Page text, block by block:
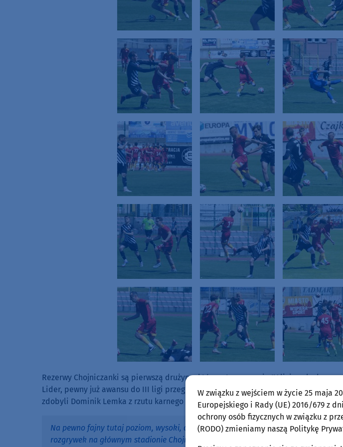
Rezerwy Chojniczanki są pierwszą drużyną, która w tym sezonie IV ligi znalazła
Lider, pewny już awansu do III ligi przegrał w Chojnicach 0:2. Bramki dla
zdobyli Dominik Lemka z rzutu karnego i Marcin Trojanowski z rzutu wolnego.
Na pewno fajny tutaj poziom, wysoki, dużo wyższy niż w juniorach. Też fajnie, że
rozgrywek na głównym stadionie Chojniczanki. Mega wysoka intensywność. Jestem
W związku z wejściem w życie 25 maja
Europejskiego i Rady (UE) 2016/679 z
ochrony osób fizycznych w związku z
(RODO) zmieniamy naszą Politykę